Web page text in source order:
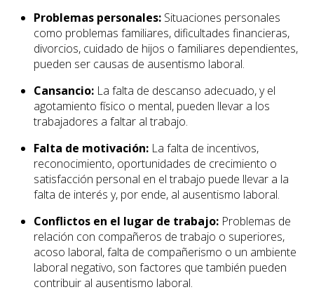
Problemas personales: Situaciones personales
como problemas familiares, dificultades financieras,
divorcios, cuidado de hijos o familiares dependientes,
pueden ser causas de ausentismo laboral.
Cansancio: La falta de descanso adecuado, y el
agotamiento físico o mental, pueden llevar a los
trabajadores a faltar al trabajo.
Falta de motivación: La falta de incentivos,
reconocimiento, oportunidades de crecimiento o
satisfacción personal en el trabajo puede llevar a la
falta de interés y, por ende, al ausentismo laboral.
Conflictos en el lugar de trabajo: Problemas de
relación con compañeros de trabajo o superiores,
acoso laboral, falta de compañerismo o un ambiente
laboral negativo, son factores que también pueden
contribuir al ausentismo laboral.